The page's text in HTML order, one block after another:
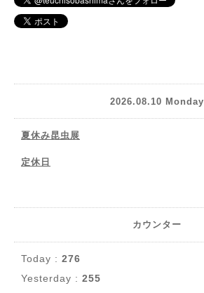
2026.08.10 Monday
夏休み昆虫展
定休日
カウンター
Today : 276
Yesterday : 255